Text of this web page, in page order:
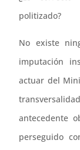
politizado?
No existe
imputación
actuar del
antecedente
perseguido